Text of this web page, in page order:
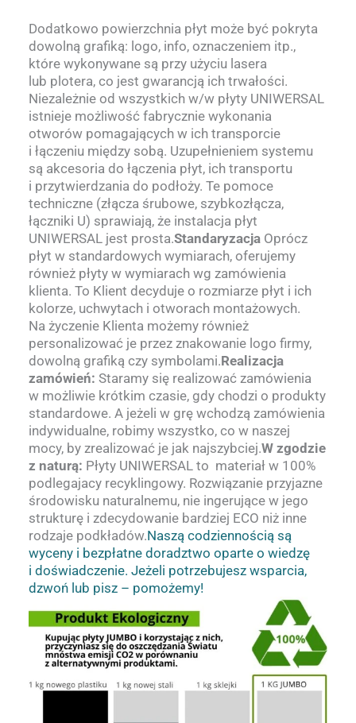
Dodatkowo powierzchnia płyt może być pokryta
dowolną grafiką: logo, info, oznaczeniem itp.,
które wykonywane są przy użyciu lasera
lub plotera, co jest gwarancją ich trwałości.
Niezależnie od wszystkich w/w płyty UNIWERSAL
istnieje możliwość fabrycznie wykonania
otworów pomagających w ich transporcie
i łączeniu między sobą. Uzupełnieniem systemu
są akcesoria do łączenia płyt, ich transportu
i przytwierdzania do podłoży. Te pomoce
techniczne (złącza śrubowe, szybkozłącza,
łączniki U) sprawiają, że instalacja płyt
UNIWERSAL jest prosta.Standaryzacja Oprócz
płyt w standardowych wymiarach, oferujemy
również płyty w wymiarach wg zamówienia
klienta. To Klient decyduje o rozmiarze płyt i ich
kolorze, uchwytach i otworach montażowych.
Na życzenie Klienta możemy również
personalizować je przez znakowanie logo firmy,
dowolną grafiką czy symbolami.Realizacja
zamówień: Staramy się realizować zamówienia
w możliwie krótkim czasie, gdy chodzi o produkty
standardowe. A jeżeli w grę wchodzą zamówienia
indywidualne, robimy wszystko, co w naszej
mocy, by zrealizować je jak najszybciej.W zgodzie
z naturą: Płyty UNIWERSAL to materiał w 100%
podlegajacy recyklingowy. Rozwiązanie przyjazne
środowisku naturalnemu, nie ingerujące w jego
strukturę i zdecydowanie bardziej ECO niż inne
rodzaje podkładów.Naszą codziennością są
wyceny i bezpłatne doradztwo oparte o wiedzę
i doświadczenie. Jeżeli potrzebujesz wsparcia,
dzwoń lub pisz – pomożemy!